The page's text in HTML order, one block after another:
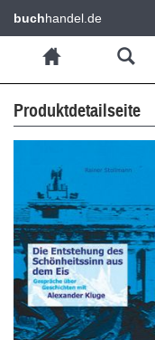
buchhandel.de
Produktdetailseite